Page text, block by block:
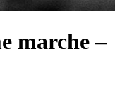
marche –